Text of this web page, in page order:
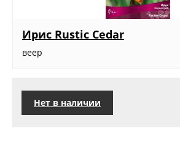
Ирис Rustic Cedar
веер
Нет в наличии